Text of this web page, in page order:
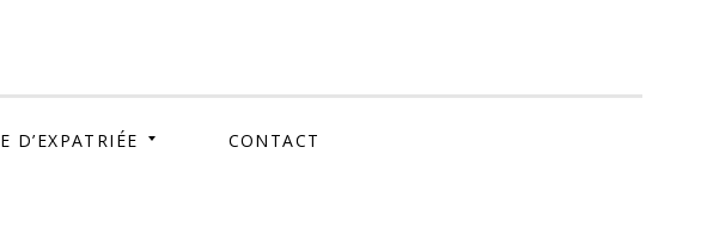
D’EXPATRIÉE CONTACT